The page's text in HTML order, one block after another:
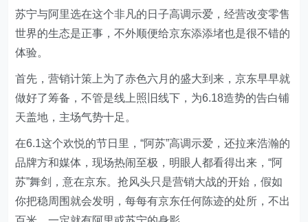
苏宁与阿里选在这个非凡的日子高调示爱，经营改变零售
世界的生态是正事，不外顺便给京东添添堵也是很不错的
体验。
首先，营销计策上为了赤色六月的盛大到来，京东早早就
做好了筹备，不管是线上照旧线下，为6.18造势的告白铺
天盖地，主场气势十足。
在6.1这个欢悦的节日里，“阿苏”高调示爱，还拉来浩瀚的
品牌方和媒体，现场热闹至极，明眼人都看得出来，“阿
苏”舞剑，意在京东。抢风头只是营销大战的开始，假如
你把稳周围就会发明，每每有京东任何陈迹的处所，不出